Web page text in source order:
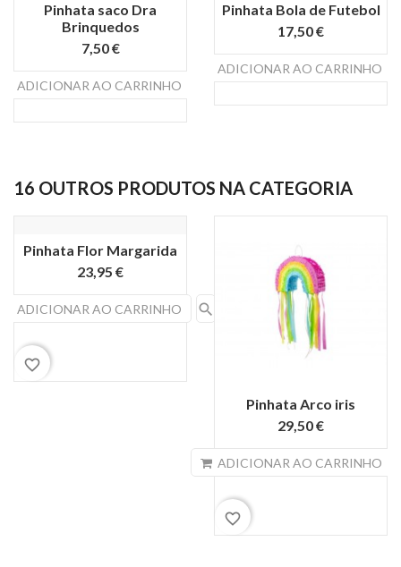
Pinhata saco Dra
Brinquedos
7,50 €
ADICIONAR AO CARRINHO search
Pinhata Bola de Futebol
17,50 €
ADICIONAR AO CARRINHO
16 OUTROS PRODUTOS NA CATEGORIA
Pinhata Flor Margarida
23,95 €
ADICIONAR AO CARRINHO search
favorite_border
Pinhata Arco iris
29,50 €
ADICIONAR AO CARRINHO
favorite_border